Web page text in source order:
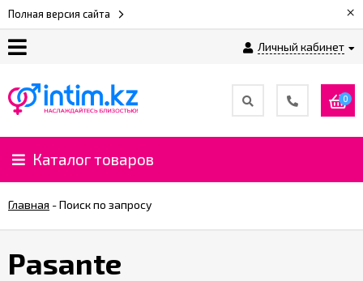
Полная версия сайта ×
Личный кабинет
нас
Доставка
и
0
Каталог товаров
Главная -Поиск по запросу
Pasante